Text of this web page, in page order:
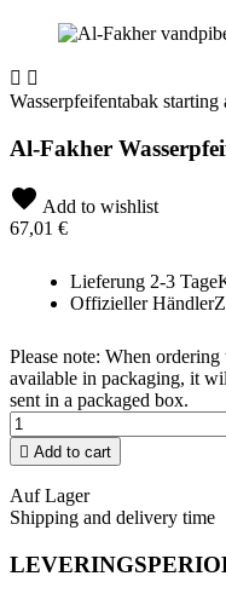
 
Wasserpfeifentabak starting
Al-Fakher
Add to wishlist
67,01 €
Lieferung 2-3 Tage
Offizieller Händler
Please note: When
available in packaging, it
sent in a packaged box.
 Add to cart
Auf Lager
Shipping and delivery time